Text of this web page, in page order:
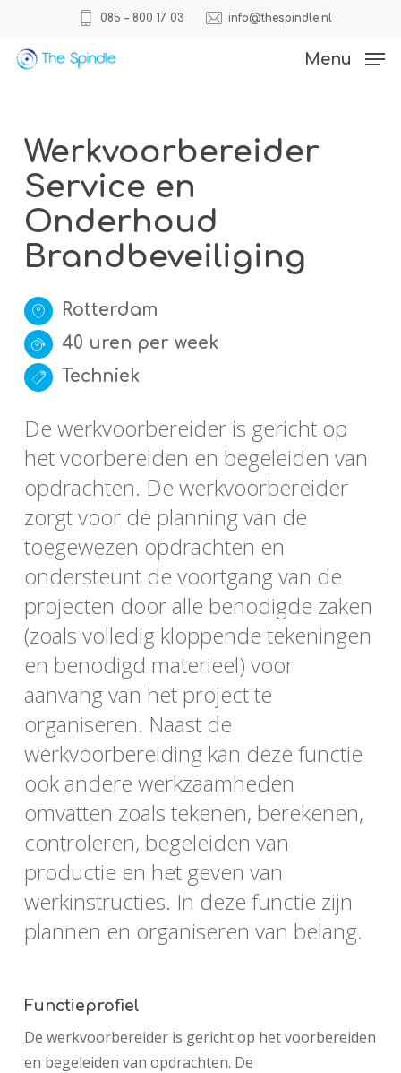
main
085 – 800 17 03 info@thespindle.nl
Menu
Werkvoorbereider
Service en
Onderhoud
Brandbeveiliging
Rotterdam
40 uren per week
Techniek
De werkvoorbereider is gericht op
het voorbereiden en begeleiden van
opdrachten. De werkvoorbereider
zorgt voor de planning van de
toegewezen opdrachten en
ondersteunt de voortgang van de
projecten door alle benodigde zaken
(zoals volledig kloppende tekeningen
en benodigd materieel) voor
aanvang van het project te
organiseren. Naast de
werkvoorbereiding kan deze functie
ook andere werkzaamheden
omvatten zoals tekenen, berekenen,
controleren, begeleiden van
productie en het geven van
werkinstructies. In deze functie zijn
plannen en organiseren van belang.
Functieprofiel
De werkvoorbereider is gericht op het voorbereiden
en begeleiden van opdrachten. De
Close